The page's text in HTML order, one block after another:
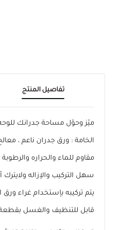
تفاصيل المنتج
ميّز وحوّل مساحة جدرانك
الخامة : ورق جدران ناعم ، معالج
مقاوم للماء والحراره والرطوبة
سهل التركيب والإزاله ولايترك
يتم تركيبه بإستخدام غراء ورق
قابل للتنظيف والغسل